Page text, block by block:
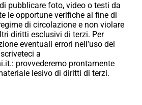
pubblicare foto, video o testi da
le opportune verifiche al fine di
di circolazione e non violare
diritti esclusivi di terzi. Per
eventuali errori nell’uso del
a
provvederemo prontamente
lesivo di diritti di terzi.